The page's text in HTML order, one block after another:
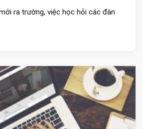
ra trường, việc học hỏi các đàn